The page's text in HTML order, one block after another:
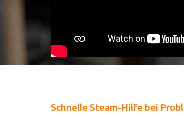
Schnelle Steam-Hilfe bei